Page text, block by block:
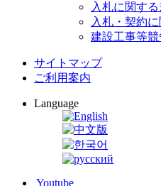
入札に関す
入札・契約
建設工事等
サイトマップ
ご利用案内
Language
Youtube